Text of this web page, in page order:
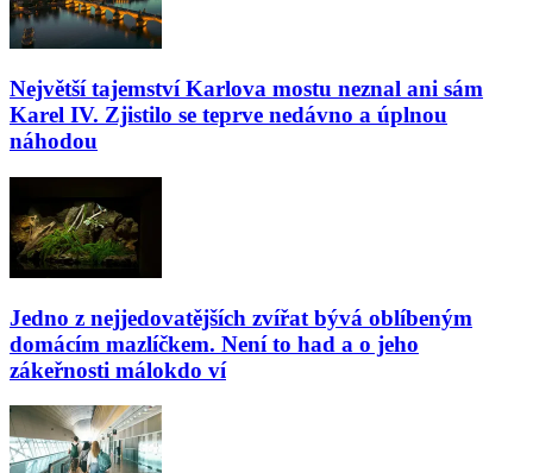
Největší tajemství Karlova mostu neznal ani sám
Karel IV. Zjistilo se teprve nedávno a úplnou
náhodou
Jedno z nejjedovatějších zvířat bývá oblíbeným
domácím mazlíčkem. Není to had a o jeho
zákeřnosti málokdo ví